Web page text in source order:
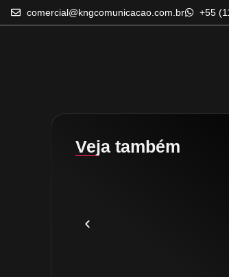
comercial@kngcomunicacao.com.br +55
Veja também